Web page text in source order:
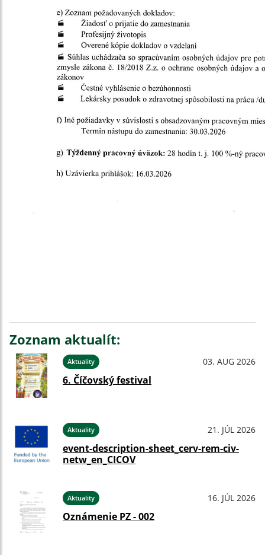
Zoznam aktualít:
Aktuality 03. AUG 2026
6. Číčovský festival
Aktuality 21. JÚL 2026
event-description-sheet_cerv-rem-civ-
netw_en_CICOV
Aktuality 16. JÚL 2026
Oznámenie PZ - 002